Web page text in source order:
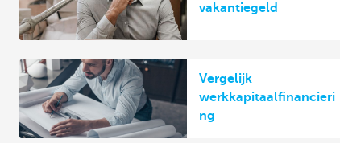
vakantiegeld
Vergelijk
werkkapitaalfinancieri
ng